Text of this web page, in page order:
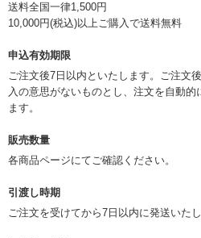
送料全国一律1,500円
10,000円(税込)以上ご購入で送料無料
申込有効期限
ご注文後7日以内といたします。ご注文
入の意思がないものとし、注文を自動的
ます。
販売数量
各商品ページにてご確認ください。
引渡し時期
ご注文を受けてから7日以内に発送いた